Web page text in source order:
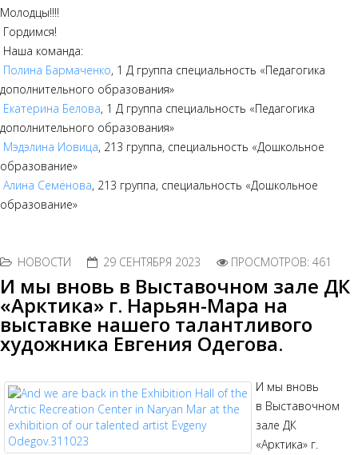
Молодцы!!!!
Гордимся!
Наша команда:
Полина Бармаченко, 1 Д группа специальность «Педагогика
дополнительного образования»
Екатерина Белова, 1 Д группа специальность «Педагогика
дополнительного образования»
Мэдэлина Иовица, 213 группа, специальность «Дошкольное
образование»
Алина Семёнова, 213 группа, специальность «Дошкольное
образование»
НОВОСТИ 29 СЕНТЯБРЯ 2023 ПРОСМОТРОВ: 461
И мы вновь в Выставочном зале ДК
«Арктика» г. Нарьян-Мара на
выставке нашего талантливого
художника Евгения Одегова.
И мы вновь
в Выставочном
зале ДК
«Арктика» г.